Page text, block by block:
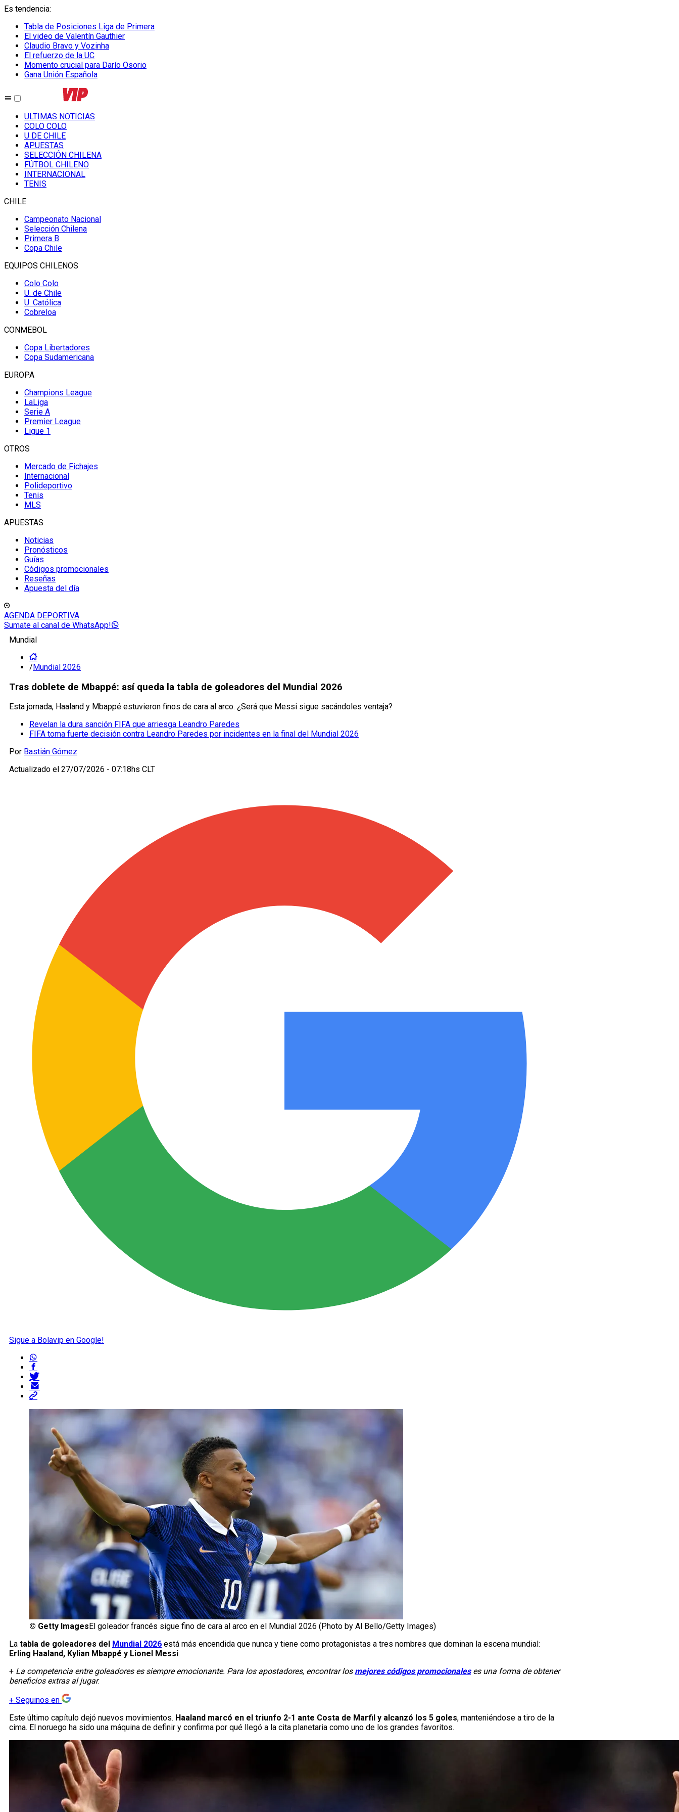
Es tendencia:
Tabla de Posiciones Liga de Primera
El video de Valentín Gauthier
Claudio Bravo y Vozinha
El refuerzo de la UC
Momento crucial para Darío Osorio
Gana Unión Española
ULTIMAS NOTICIAS
COLO COLO
U DE CHILE
APUESTAS
SELECCIÓN CHILENA
FÚTBOL CHILENO
INTERNACIONAL
TENIS
CHILE
Campeonato Nacional
Selección Chilena
Primera B
Copa Chile
EQUIPOS CHILENOS
Colo Colo
U. de Chile
U. Católica
Cobreloa
CONMEBOL
Copa Libertadores
Copa Sudamericana
EUROPA
Champions League
LaLiga
Serie A
Premier League
Ligue 1
OTROS
Mercado de Fichajes
Internacional
Polideportivo
Tenis
MLS
APUESTAS
Noticias
Pronósticos
Guías
Códigos promocionales
Reseñas
Apuesta del día
AGENDA DEPORTIVA
Sumate al canal de WhatsApp!
Mundial
/Mundial 2026
Tras doblete de Mbappé: así queda la tabla de goleadores del Mundial 2026
Esta jornada, Haaland y Mbappé estuvieron finos de cara al arco. ¿Será que Messi sigue sacándoles ventaja?
Revelan la dura sanción FIFA que arriesga Leandro Paredes
FIFA toma fuerte decisión contra Leandro Paredes por incidentes en la final del Mundial 2026
Por Bastián Gómez
Actualizado el 27/07/2026 - 07:18hs CLT
Sigue a Bolavip en Google!
© Getty Images El goleador francés sigue fino de cara al arco en el Mundial 2026 (Photo by Al Bello/Getty Images)
La tabla de goleadores del Mundial 2026 está más encendida que nunca y tiene como protagonistas a tres nombres que dominan la escena mundial:
Erling Haaland, Kylian Mbappé y Lionel Messi.
+ La competencia entre goleadores es siempre emocionante. Para los apostadores, encontrar los mejores códigos promocionaleses una forma de obtener
beneficios extras al jugar.
+ Seguinos en
Este último capítulo dejó nuevos movimientos. Haaland marcó en el triunfo 2-1 ante Costa de Marfil y alcanzó los 5 goles, manteniéndose a tiro de la
cima. El noruego ha sido una máquina de definir y confirma por qué llegó a la cita planetaria como uno de los grandes favoritos.